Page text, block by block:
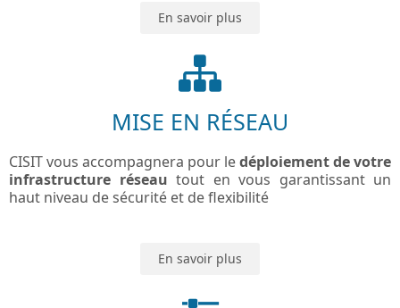
En savoir plus
MISE EN RÉSEAU
CISIT vous accompagnera pour ledéploiement de votre
infrastructure réseau tout en vous garantissant un
haut niveau de sécurité et de flexibilité
En savoir plus